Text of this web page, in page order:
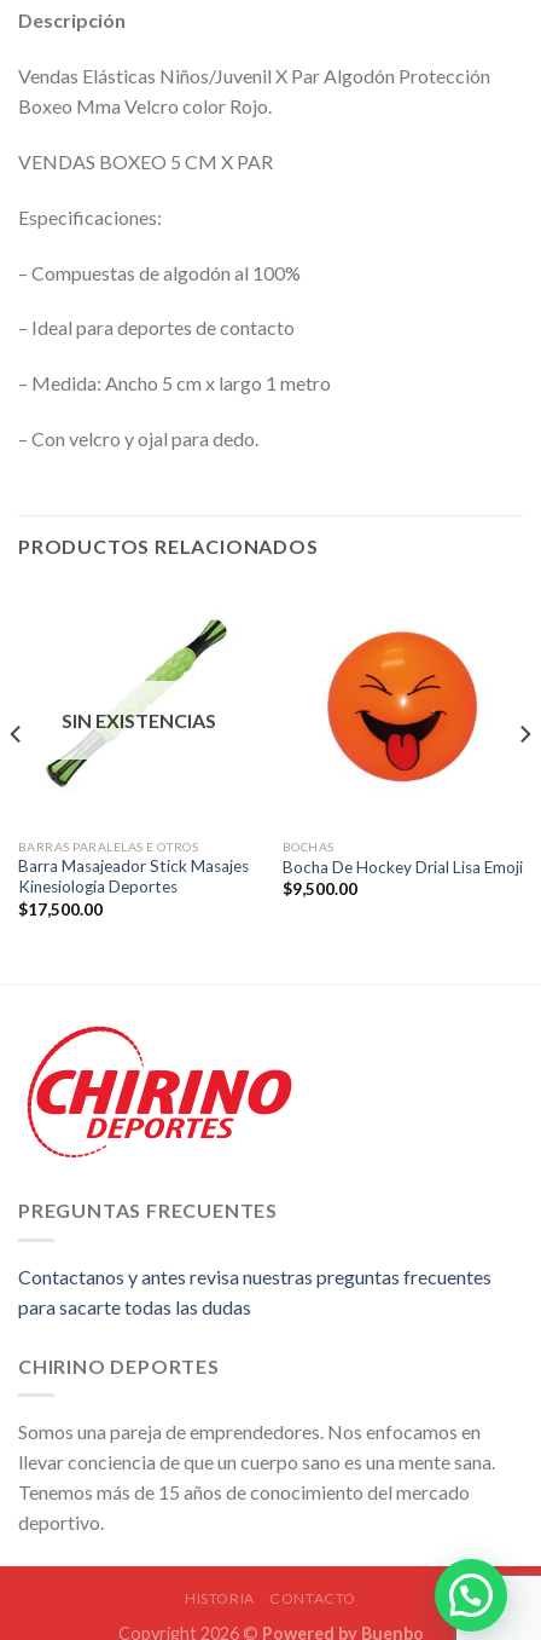
Descripción
Vendas Elásticas Niños/Juvenil X Par Algodón Protección
Boxeo Mma Velcro color Rojo.
VENDAS BOXEO 5 CM X PAR
Especificaciones:
– Compuestas de algodón al 100%
– Ideal para deportes de contacto
– Medida: Ancho 5 cm x largo 1 metro
– Con velcro y ojal para dedo.
PRODUCTOS RELACIONADOS
SIN EXISTENCIAS
BARRAS PARALELAS E OTROS
Barra Masajeador Stick Masajes
Kinesiología Deportes
$17,500.00
BOCHAS
Bocha De Hockey Drial Lisa Emoji
$9,500.00
PREGUNTAS FRECUENTES
Contactanos y antes revisa nuestras preguntas frecuentes
para sacarte todas las dudas
CHIRINO DEPORTES
Somos una pareja de emprendedores. Nos enfocamos en
llevar conciencia de que un cuerpo sano es una mente sana.
Tenemos más de 15 años de conocimiento del mercado
deportivo.
HISTORIA CONTACTO
Copyright 2026 © Powered by Buenbo